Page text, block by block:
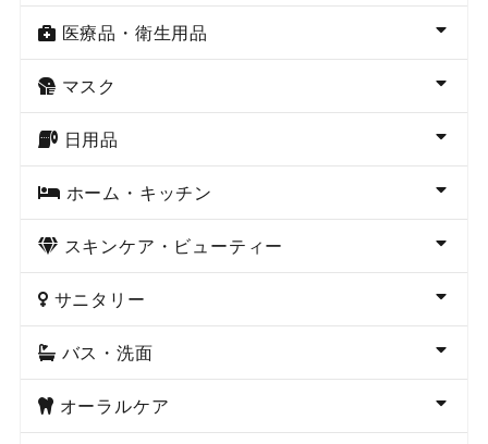
医療品・衛生用品
マスク
日用品
ホーム・キッチン
スキンケア・ビューティー
サニタリー
バス・洗面
オーラルケア